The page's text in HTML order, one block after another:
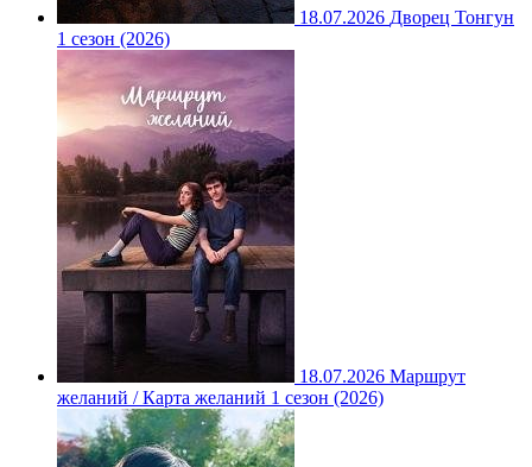
18.07.2026 Дворец Тонгун
1 сезон (2026)
18.07.2026 Маршрут
желаний / Карта желаний 1 сезон (2026)